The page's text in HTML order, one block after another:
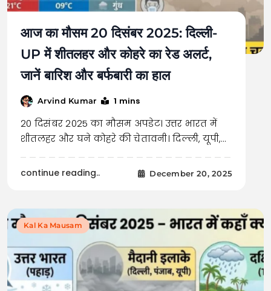
आज का मौसम 20 दिसंबर 2025: दिल्ली-
UP में शीतलहर और कोहरे का रेड अलर्ट,
जानें बारिश और बर्फबारी का हाल
Arvind Kumar 1 mins
20 दिसंबर 2025 का मौसम अपडेट। उत्तर भारत में
शीतलहर और घने कोहरे की चेतावनी। दिल्ली, यूपी,…
continue reading.. December 20, 2025
Kal Ka Mausam